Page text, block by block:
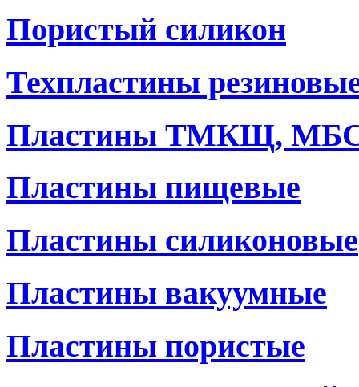
Пористый силикон
Техпластины
Пластины ТМКЩ,
Пластины пищевые
Пластины силиконовые
Пластины вакуумные
Пластины пористые